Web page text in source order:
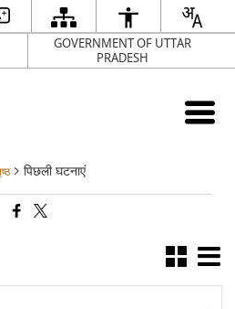
GOVERNMENT OF UTTAR
PRADESH
पिछली घटनाएं